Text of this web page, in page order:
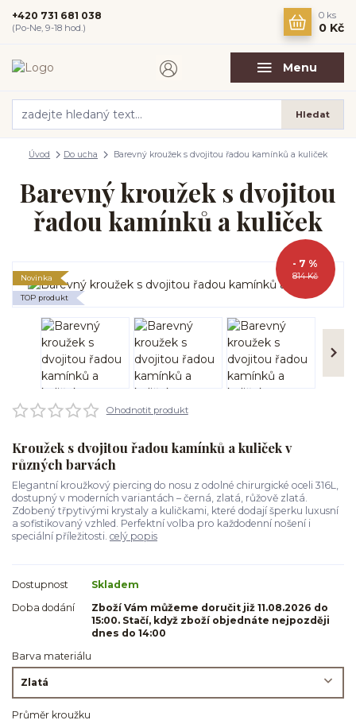
Menu
Hledat
+420 731 681 038
(Po-Ne, 9-18 hod.)
0 ks
0 Kč
Úvod Do ucha Barevný kroužek s dvojitou řadou kamínků a kuliček
Barevný kroužek s dvojitou
řadou kamínků a kuliček
Novinka
TOP produkt
814 Kč
- 7 %
Ohodnotit produkt
Kroužek s dvojitou řadou kamínků a kuliček v
různých barvách
Elegantní kroužkový piercing do nosu z odolné chirurgické oceli 316L,
dostupný v moderních variantách – černá, zlatá, růžově zlatá.
Zdobený třpytivými krystaly a kuličkami, které dodají šperku luxusní
a sofistikovaný vzhled. Perfektní volba pro každodenní nošení i
speciální příležitosti. celý popis
Dostupnost
Skladem
Doba dodání
Zboží Vám můžeme doručit již 11.08.2026 do
15:00. Stačí, když zboží objednáte nejpozději
dnes do 14:00
Barva materiálu
Průměr kroužku